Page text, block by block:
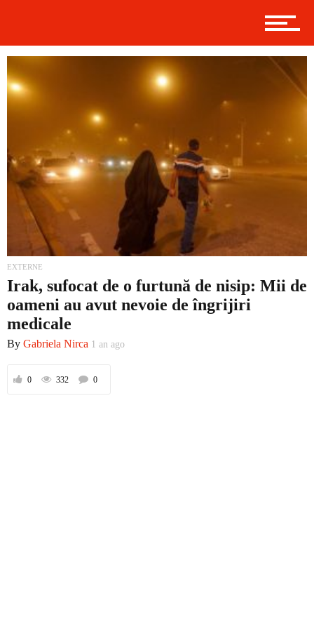
Politică
Social
Economic
Contact
EXTERNE
Irak, sufocat de o furtună de nisip: Mii de
oameni au avut nevoie de îngrijiri
medicale
By Gabriela Nirca 1 an ago
0 332 0